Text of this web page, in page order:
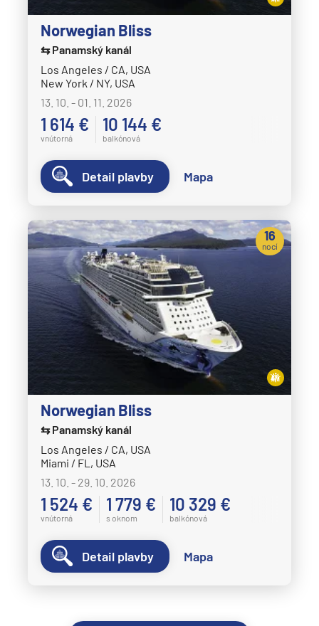
Norwegian Bliss
⇆ Panamský kanál
Los Angeles / CA, USA
New York / NY, USA
13. 10. - 01. 11. 2026
1 614 €
vnútorná
10 144 €
balkónová
Detail plavby Mapa
Norwegian Bliss
⇆ Panamský kanál
Los Angeles / CA, USA
Miami / FL, USA
13. 10. - 29. 10. 2026
1 524 €
vnútorná
1 779 €
s oknom
10 329 €
balkónová
16
nocí
Detail plavby Mapa